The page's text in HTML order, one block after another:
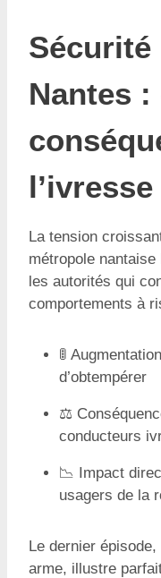
Nantes
La tension
métropole nantaise
les autorités qui
comportements à
🚦
d’obtempérer
⚖️
conducteurs
📉 Impact
usagers de la
Le dernier
arme, illustre